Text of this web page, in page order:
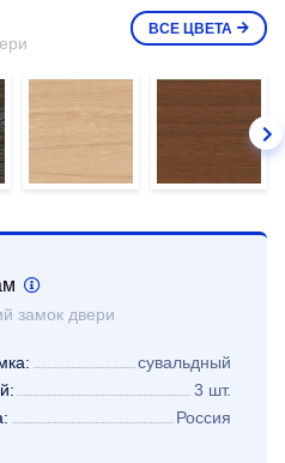
ВСЕ ЦВЕТА
замок двери
сувальдный
3 шт.
Россия